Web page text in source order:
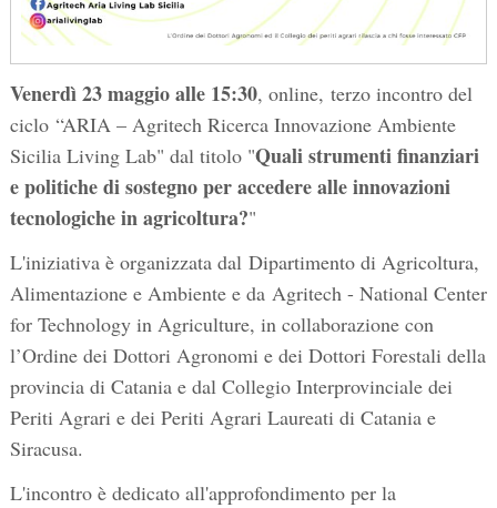
Venerdì 23 maggio alle 15:30, online, terzo incontro del
ciclo “ARIA – Agritech Ricerca Innovazione Ambiente
Sicilia Living Lab" dal titolo "Quali strumenti finanziari
e politiche di sostegno per accedere alle innovazioni
tecnologiche in agricoltura?"
L'iniziativa è organizzata dal Dipartimento di Agricoltura,
Alimentazione e Ambiente e da Agritech - National Center
for Technology in Agriculture, in collaborazione con
l’Ordine dei Dottori Agronomi e dei Dottori Forestali della
provincia di Catania e dal Collegio Interprovinciale dei
Periti Agrari e dei Periti Agrari Laureati di Catania e
Siracusa.
L'incontro è dedicato all'approfondimento per la